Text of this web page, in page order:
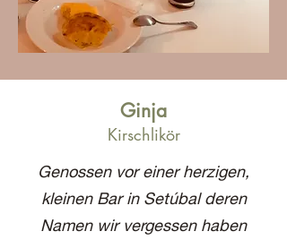
Ginja
Kirschlikör
Genossen vor einer herzigen,
kleinen Bar in Setúbal deren
Namen wir vergessen haben